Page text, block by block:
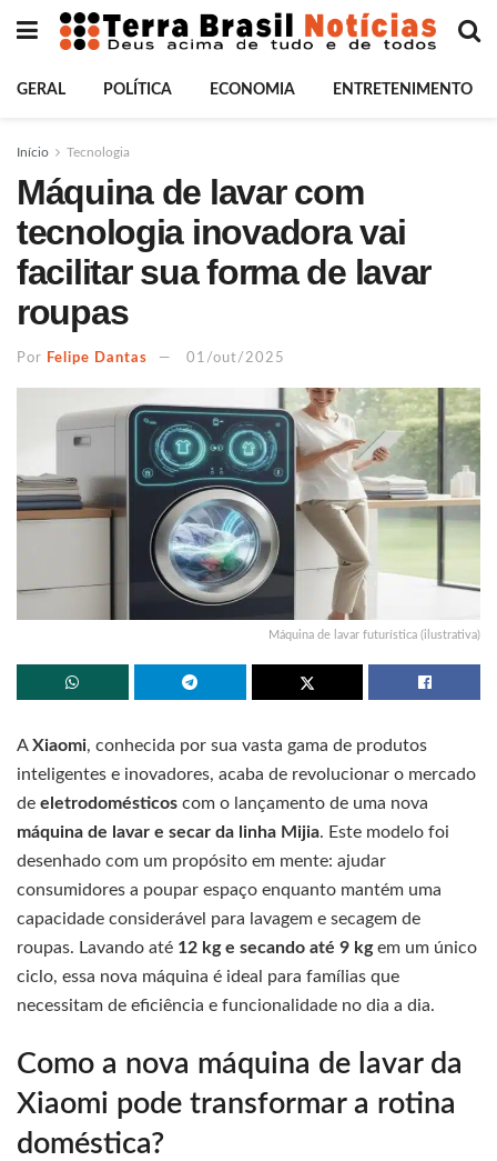
GERAL POLÍTICA ECONOMIA ENTRETENIMENTO
Início Tecnologia
Máquina de lavar com
tecnologia inovadora vai
facilitar sua forma de lavar
roupas
Por Felipe Dantas 01/out/2025
Máquina de lavar futurística (ilustrativa)
AXiaomi, conhecida por sua vasta gama de produtos
inteligentes e inovadores, acaba de revolucionar o mercado
de eletrodomésticos com o lançamento de uma nova
máquina de lavar e secar da linha Mijia. Este modelo foi
desenhado com um propósito em mente: ajudar
consumidores a poupar espaço enquanto mantém uma
capacidade considerável para lavagem e secagem de
roupas. Lavando até 12 kg e secando até 9 kgem um único
ciclo, essa nova máquina é ideal para famílias que
necessitam de eficiência e funcionalidade no dia a dia.
Como a nova máquina de lavar da
Xiaomi pode transformar a rotina
doméstica?